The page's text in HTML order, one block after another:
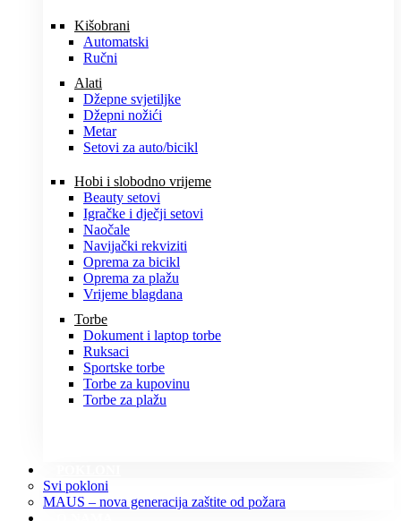
Kišobrani
Automatski
Ručni
Alati
Džepne svjetiljke
Džepni nožići
Metar
Setovi za auto/bicikl
Hobi i slobodno vrijeme
Beauty setovi
Igračke i dječji setovi
Naočale
Navijački rekviziti
Oprema za bicikl
Oprema za plažu
Vrijeme blagdana
Torbe
Dokument i laptop torbe
Ruksaci
Sportske torbe
Torbe za kupovinu
Torbe za plažu
Svi pokloni
MAUS – nova generacija zaštite od požara